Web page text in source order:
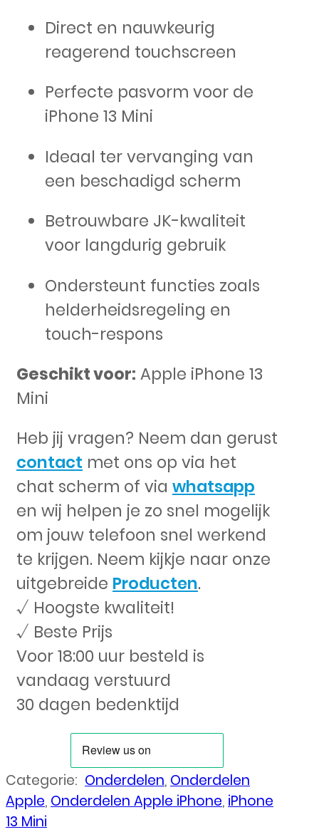
Direct en nauwkeurig
reagerend touchscreen
Perfecte pasvorm voor de
iPhone 13 Mini
Ideaal ter vervanging van
een beschadigd scherm
Betrouwbare JK-kwaliteit
voor langdurig gebruik
Ondersteunt functies zoals
helderheidsregeling en
touch-respons
Geschikt voor: Apple iPhone 13
Mini
Heb jij vragen? Neem dan gerust
contact met ons op via het
chat scherm of via whatsapp
en wij helpen je zo snel mogelijk
om jouw telefoon snel werkend
te krijgen. Neem kijkje naar onze
uitgebreide Producten.
√ Hoogste kwaliteit!
√ Beste Prijs
Voor 18:00 uur besteld is
vandaag verstuurd
30 dagen bedenktijd
Categorie: Onderdelen, Onderdelen
Apple, Onderdelen Apple iPhone, iPhone
13 Mini